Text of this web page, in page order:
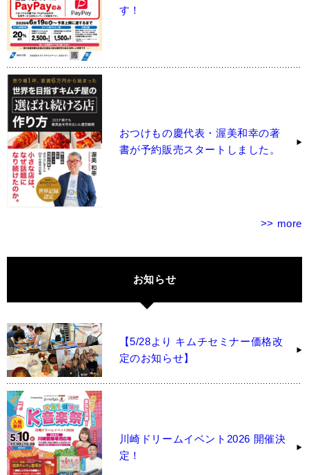
す！
おつけもの慶代表・渥美和幸の著
書が予約販売スタートしました。
>> more
お知らせ
【5/28より キムチセミナー価格改
定のお知らせ】
川崎ドリームイベント2026 開催決
定！